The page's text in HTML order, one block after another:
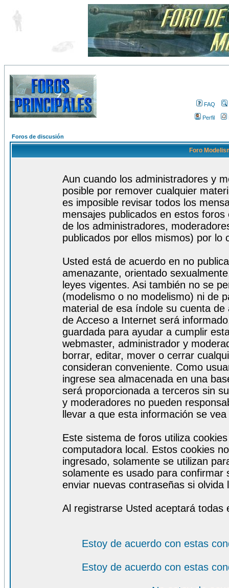
FAQ
Perfil
Foros de discusión
Foro
Aun cuando los administradores y
posible por remover cualquier
es imposible revisar todos los
mensajes publicados en estos
de los administradores,
publicados por ellos mismos) por lo
Usted está de acuerdo en no
amenazante, orientado
leyes vigentes. Asi también no se
(modelismo o no modelismo) ni de
material de esa índole su cuenta
de Acceso a Internet será
guardada para ayudar a cumplir
webmaster, administrador y
borrar, editar, mover o cerrar
consideran conveniente. Como
ingrese sea almacenada en una
será proporcionada a terceros sin
y moderadores no pueden
llevar a que esta información se
Este sistema de foros utiliza
computadora local. Estos cookies
ingresado, solamente se utilizan
solamente es usado para
enviar nuevas contraseñas si olvida
Al registrarse Usted aceptará todas
Estoy de acuerdo con estas
Estoy de acuerdo con estas